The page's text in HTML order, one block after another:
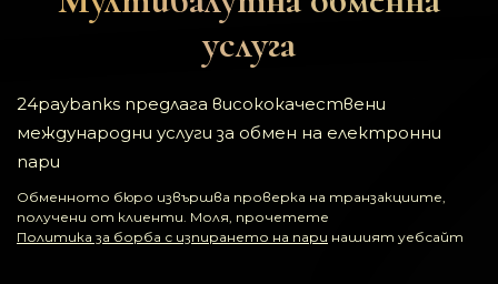
За партньорите
Отзиви
Правила
AML/CFT
услуга
24paybanks предлага висококачествени
международни услуги за обмен на електронни
пари
Обменното бюро извършва проверка на транзакциите,
получени от клиенти. Моля, прочетете
Политика за борба с изпирането на пари нашият уебсайт